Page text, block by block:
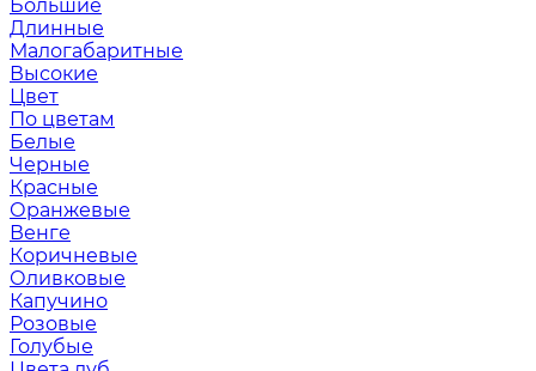
Большие
Длинные
Малогабаритные
Высокие
Цвет
По цветам
Белые
Черные
Красные
Оранжевые
Венге
Коричневые
Оливковые
Капучино
Розовые
Голубые